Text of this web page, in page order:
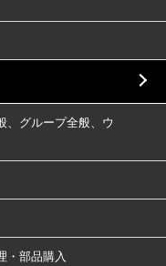
、グループ全般、ウ
・部品購入